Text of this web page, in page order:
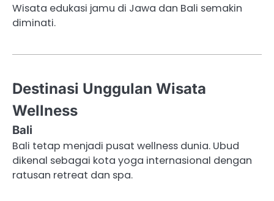
Wisata edukasi jamu di Jawa dan Bali semakin
diminati.
Destinasi Unggulan Wisata
Wellness
Bali
Bali tetap menjadi pusat wellness dunia. Ubud
dikenal sebagai kota yoga internasional dengan
ratusan retreat dan spa.